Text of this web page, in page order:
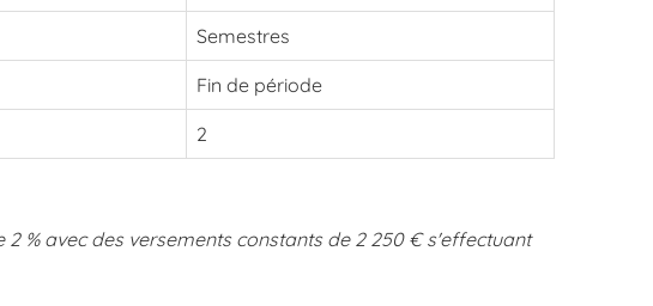
Semestres
Fin de période
2
% avec des versements constants de 2 250 € s'effectuant